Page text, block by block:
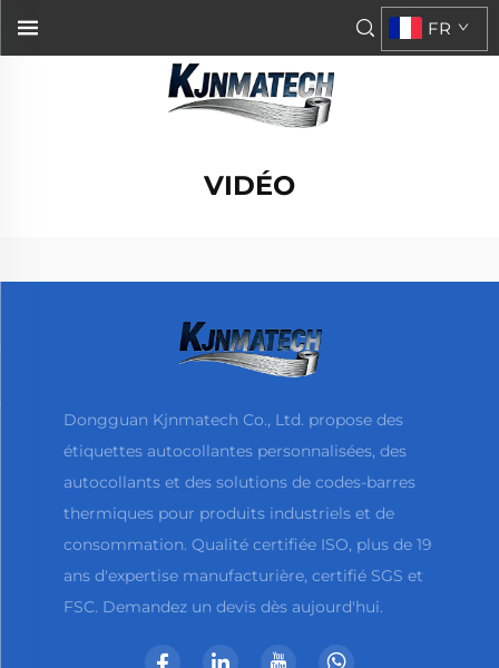
FR
VIDÉO
Dongguan Kjnmatech Co., Ltd. propose des
étiquettes autocollantes personnalisées, des
autocollants et des solutions de codes-barres
thermiques pour produits industriels et de
consommation. Qualité certifiée ISO, plus de 19
ans d'expertise manufacturière, certifié SGS et
FSC. Demandez un devis dès aujourd'hui.